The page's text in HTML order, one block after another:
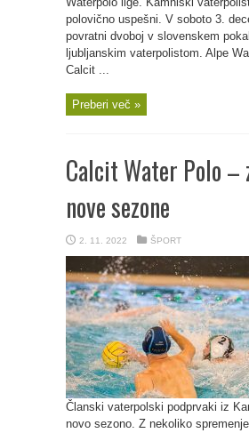
polovično uspešni. V soboto 3.
povratni dvoboj v slovenskem
ljubljanskim vaterpolistom. Alpe
Calcit ...
Preberi več »
Calcit Water Polo –
nove sezone
2. 11. 2022 ŠPORT
Članski vaterpolski podprvaki iz
novo sezono. Z nekoliko